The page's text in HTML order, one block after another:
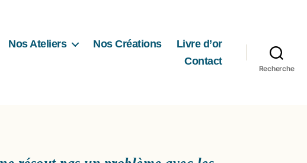
Nos Ateliers Nos Créations
Livre d’or
Contact
Recherche